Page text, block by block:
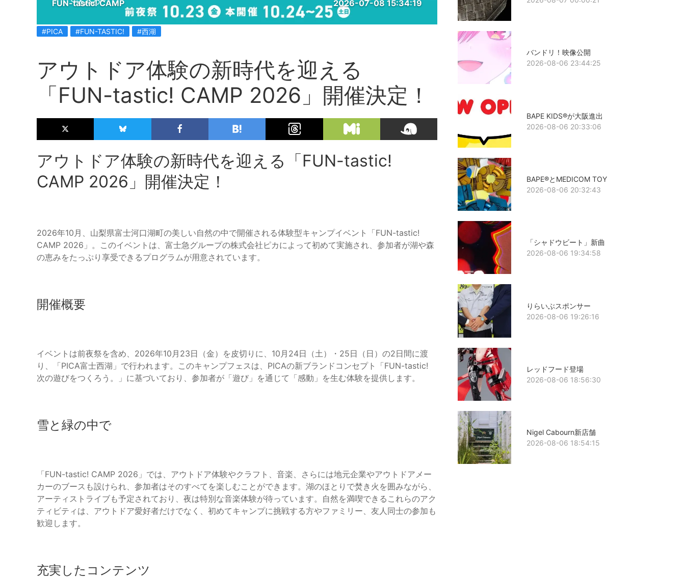
FUN-tastic! CAMP 2026-07-08 15:34:19
#PICA #FUN-TASTIC! #西湖
アウトドア体験の新時代を迎える
「FUN-tastic! CAMP 2026」開催決定！
アウトドア体験の新時代を迎える「FUN-tastic!
CAMP 2026」開催決定！
2026年10月、山梨県富士河口湖町の美しい自然の中で開催される体験型キャンプイベント「FUN-tastic!
CAMP 2026」。このイベントは、富士急グループの株式会社ピカによって初めて実施され、参加者が湖や森
の恵みをたっぷり享受できるプログラムが用意されています。
開催概要
イベントは前夜祭を含め、2026年10月23日（金）を皮切りに、10月24日（土）・25日（日）の2日間に渡
り、「PICA富士西湖」で行われます。このキャンプフェスは、PICAの新ブランドコンセプト「FUN-tastic!
次の遊びをつくろう。」に基づいており、参加者が「遊び」を通じて「感動」を生む体験を提供します。
雪と緑の中で
「FUN-tastic! CAMP 2026」では、アウトドア体験やクラフト、音楽、さらには地元企業やアウトドアメー
カーのブースも設けられ、参加者はそのすべてを楽しむことができます。湖のほとりで焚き火を囲みながら、
アーティストライブも予定されており、夜は特別な音楽体験が待っています。自然を満喫できるこれらのアク
ティビティは、アウトドア愛好者だけでなく、初めてキャンプに挑戦する方やファミリー、友人同士の参加も
歓迎します。
充実したコンテンツ
バンドリ！映像公開
2026-08-06 23:44:25
BAPE KIDS®が大阪進出
2026-08-06 20:33:06
BAPE®とMEDICOM TOY
2026-08-06 20:32:43
「シャドウビート」新曲
2026-08-06 19:34:58
りらいぶスポンサー
2026-08-06 19:26:16
レッドフード登場
2026-08-06 18:56:30
Nigel Cabourn新店舗
2026-08-06 18:54:15